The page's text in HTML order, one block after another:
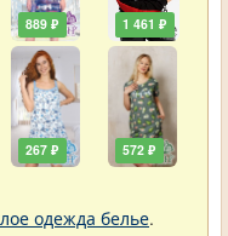
889 ₽
267 ₽
1 461 ₽
572 ₽
одежда белье.